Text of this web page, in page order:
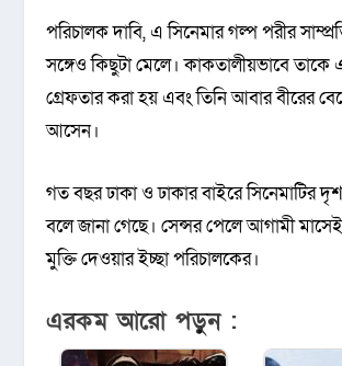
পরিচালক দাবি, এ সিনেমার গল্প পরীর
সঙ্গেও কিছুটা মেলে। কাকতালীয়ভাবে তাকে
গ্রেফতার করা হয় এবং তিনি আবার বীরের
আসেন।
গত বছর ঢাকা ও ঢাকার বাইরে সিনেমাটির
বলে জানা গেছে। সেন্সর পেলে আগামী
মুক্তি দেওয়ার ইচ্ছা পরিচালকের।
এরকম আরো পড়ুন :